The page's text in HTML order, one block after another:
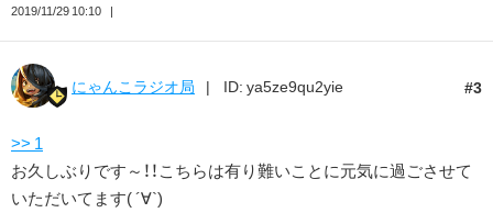
2019/11/29 10:10
3
にゃんこラジオ局 ID: ya5ze9qu2yie
>> 1
お久しぶりです～！！こちらは有り難いことに元気に過ごさせて
いただいてます( ´∀`)